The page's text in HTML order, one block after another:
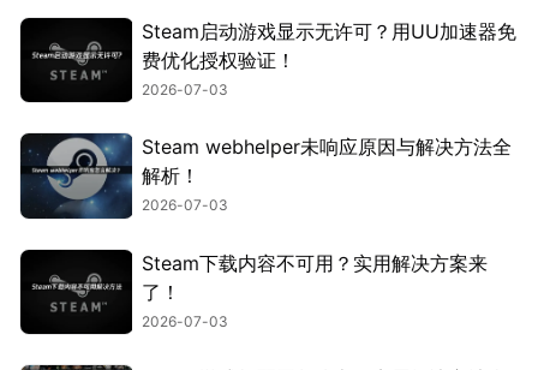
Steam启动游戏显示无许可？用UU加速器免
费优化授权验证！
2026-07-03
Steam webhelper未响应原因与解决方法全
解析！
2026-07-03
Steam下载内容不可用？实用解决方案来
了！
2026-07-03